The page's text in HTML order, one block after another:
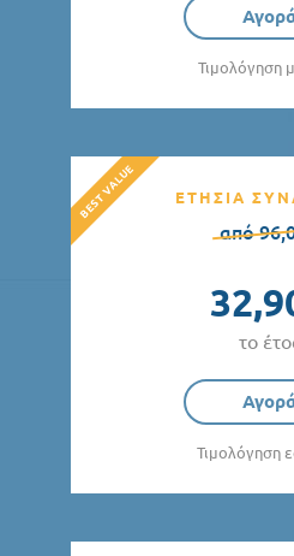
Τιμολόγηση
ΕΤΗΣΙΑ
από
το
Τιμολόγηση